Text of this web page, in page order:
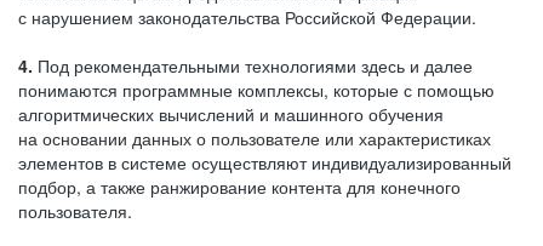
с нарушением законодательства Российской Федерации.
4. Под рекомендательными технологиями здесь и далее
понимаются программные комплексы, которые с помощью
алгоритмических вычислений и машинного обучения
на основании данных о пользователе или характеристиках
элементов в системе осуществляют индивидуализированный
подбор, а также ранжирование контента для конечного
пользователя.